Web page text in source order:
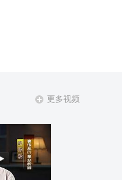
更多视频
划汇总及重
场现状
情况